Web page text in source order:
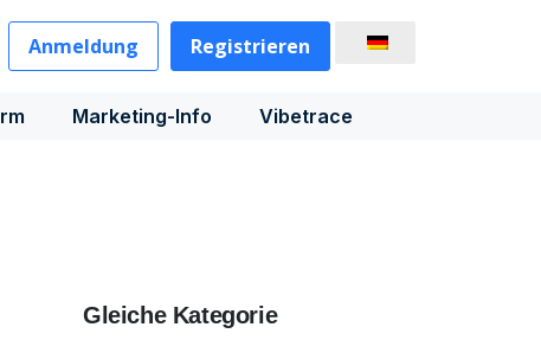
Anmeldung Registrieren
Marketing-Info Vibetrace
Gleiche Kategorie